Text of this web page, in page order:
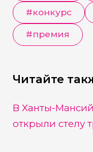
#конкурс
#премия
Читайте
В Ханты-
открыли стелу